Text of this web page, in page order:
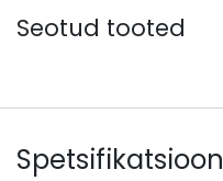
Seotud tooted
Spetsifikatsioon